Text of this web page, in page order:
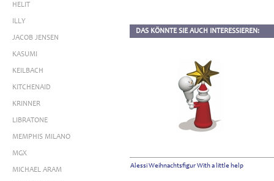
HELIT
ILLY
JACOB JENSEN
KASUMI
KEILBACH
KITCHENAID
KRINNER
LIBRATONE
MEMPHIS MILANO
MGX
MICHAEL ARAM
DAS KÖNNTE SIE AUCH INTERESSIEREN:
Alessi Weihnachtsfigur With a little help